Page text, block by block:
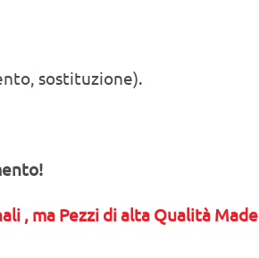
sostituzione).
, ma Pezzi di alta Qualità Made